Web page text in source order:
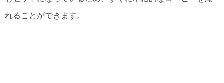
れることができます。